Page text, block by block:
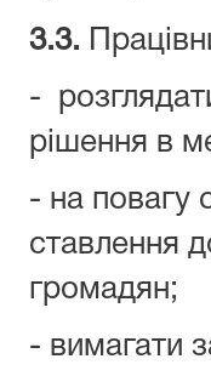
3.3.
-
рішення в
- на повагу
ставлення
громадян;
- вимагати